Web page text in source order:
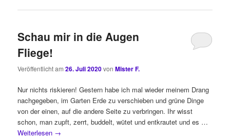
Schau mir in die Augen
Fliege!
Veröffentlicht am26. Juli 2020vonMister F.
Nur nichts riskieren! Gestern habe ich mal wieder meinem Drang
nachgegeben, im Garten Erde zu verschieben und grüne Dinge
von der einen, auf die andere Seite zu verbringen. Ihr wisst
schon, man zupft, zerrt, buddelt, wütet und entkrautet und es …
Weiterlesen →